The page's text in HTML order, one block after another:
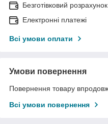
Безготівковий
Електронні платежі
Всі умови оплати
Умови повернення
Повернення товару
Всі умови повернення